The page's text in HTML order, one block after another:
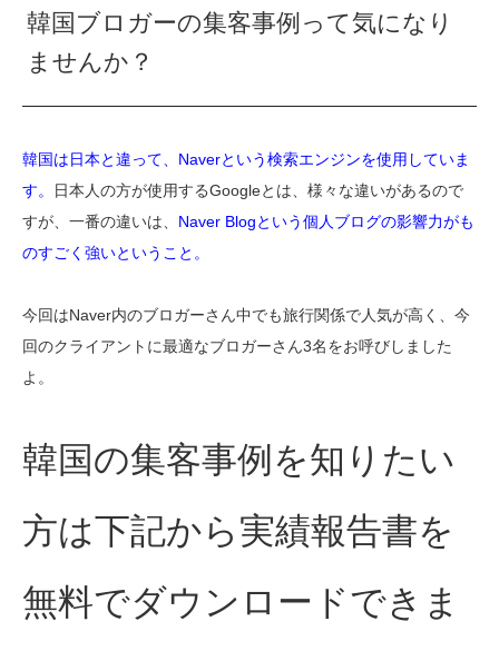
韓国ブロガーの集客事例って気になり
ませんか？
韓国は日本と違って、Naverという検索エンジンを使用していま
す。
日本人の方が使用するGoogleとは、様々な違いがあるので
すが、一番の違いは、 Naver Blogという個人ブログの影響力がも
のすごく強いということ。
今回はNaver内のブロガーさん中でも旅行関係で人気が高く、今
回のクライアントに最適なブロガーさん3名をお呼びしました
よ。
韓国の集客事例を知りたい
方は下記から実績報告書を
無料でダウンロードできま